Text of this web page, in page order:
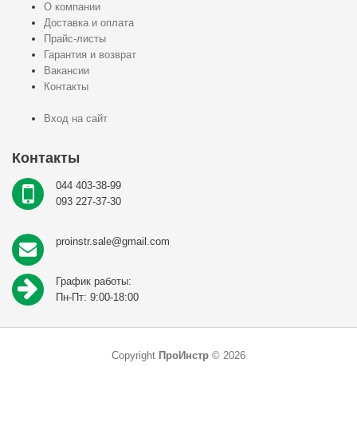
О компании
Доставка и оплата
Прайс-листы
Гарантия и возврат
Вакансии
Контакты
Вход на сайт
Контакты
044 403-38-99
093 227-37-30
proinstr.sale@gmail.com
График работы:
Пн-Пт: 9:00-18:00
Copyright ПроИнстр © 2026